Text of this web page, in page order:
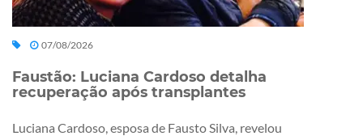
07/08/2026
Faustão: Luciana Cardoso detalha
recuperação após transplantes
Luciana Cardoso, esposa de Fausto Silva, revelou